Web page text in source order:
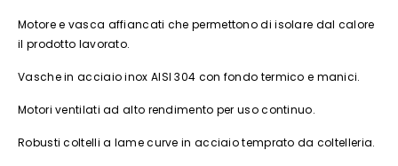
Motore e vasca affiancati che permettono di isolare dal calore
il prodotto lavorato.
Vasche in acciaio inox AISI 304 con fondo termico e manici.
Motori ventilati ad alto rendimento per uso continuo.
Robusti coltelli a lame curve in acciaio temprato da coltelleria.